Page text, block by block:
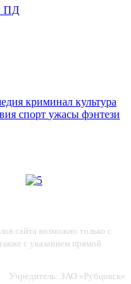
ПД
криминал культура
спорт ужасы фэнтези
сайта возможно только с
с указанием прямой
Учредитель: ЗАО «Рубцовск»